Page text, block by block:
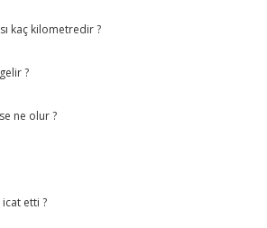
kaç kilometredir ?
?
ne olur ?
etti ?